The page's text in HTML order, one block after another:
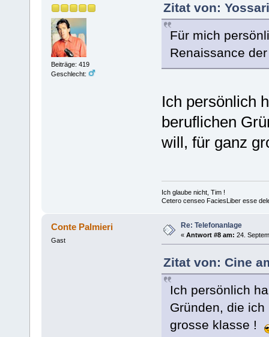
Beiträge: 419
Geschlecht:
Zitat von:
Für mich
Renaissance
Ich persönlich
beruflichen
will, für ganz
Ich glaube nicht, Tim !
Cetero censeo FaciesLiber esse
Conte Palmieri
Gast
Re: Telefonanlage
« Antwort #8 am: 24.
Zitat von: Cine
Ich persönlich
Gründen, die
grosse klasse !